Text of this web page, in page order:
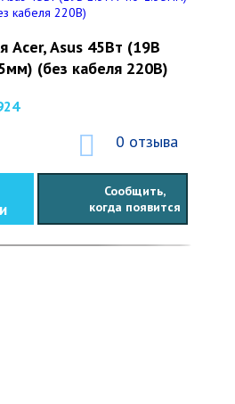
Acer, Asus 45Вт (19В
(без кабеля 220В)
0 отзыва
Сообщить,
когда появится